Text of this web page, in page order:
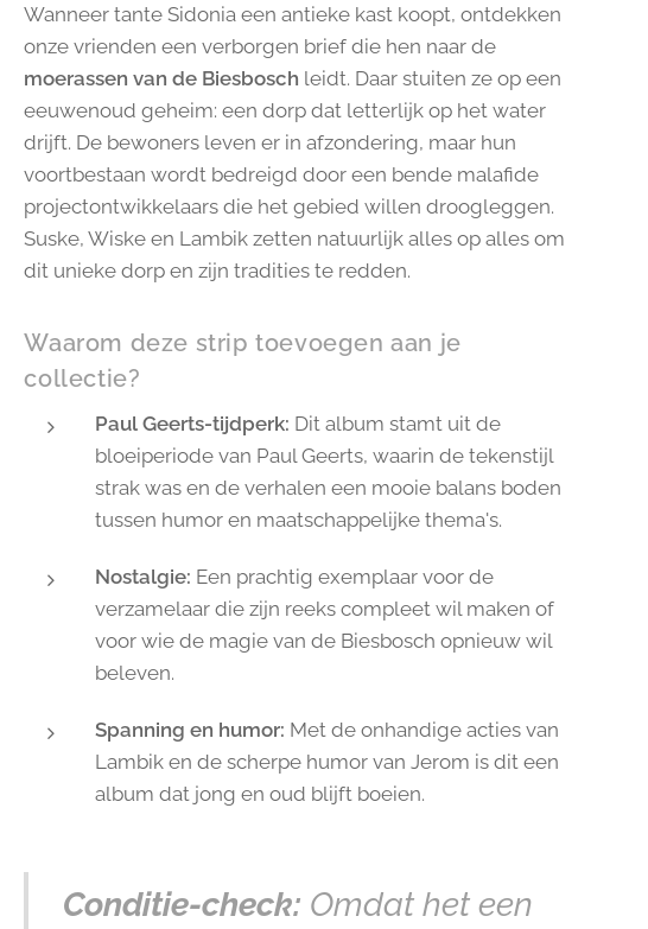
Wanneer tante Sidonia een antieke kast koopt, ontdekken
onze vrienden een verborgen brief die hen naar de
moerassen van de Biesbosch leidt. Daar stuiten ze op een
eeuwenoud geheim: een dorp dat letterlijk op het water
drijft. De bewoners leven er in afzondering, maar hun
voortbestaan wordt bedreigd door een bende malafide
projectontwikkelaars die het gebied willen droogleggen.
Suske, Wiske en Lambik zetten natuurlijk alles op alles om
dit unieke dorp en zijn tradities te redden.
Waarom deze strip toevoegen aan je
collectie?
Paul Geerts-tijdperk: Dit album stamt uit de
bloeiperiode van Paul Geerts, waarin de tekenstijl
strak was en de verhalen een mooie balans boden
tussen humor en maatschappelijke thema's.
Nostalgie: Een prachtig exemplaar voor de
verzamelaar die zijn reeks compleet wil maken of
voor wie de magie van de Biesbosch opnieuw wil
beleven.
Spanning en humor: Met de onhandige acties van
Lambik en de scherpe humor van Jerom is dit een
album dat jong en oud blijft boeien.
Conditie-check: Omdat het een